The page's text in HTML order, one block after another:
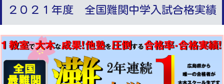
２０２１年度 全国難関中学入試合格実績